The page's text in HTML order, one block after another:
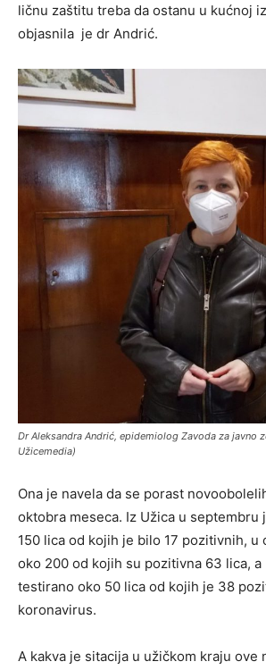
ličnu zaštitu treba da ostanu u kućnoj
objasnila je dr Andrić.
Dr Aleksandra Andrić, epidemiolog Zavoda za javno
Užicemedia)
Ona je navela da se porast
oktobra meseca. Iz Užica u septembru
150 lica od kojih je bilo 17 pozitivnih, u
oko 200 od kojih su pozitivna 63 lica,
testirano oko 50 lica od kojih je 38
koronavirus.
A kakva je sitacija u užičkom kraju ove